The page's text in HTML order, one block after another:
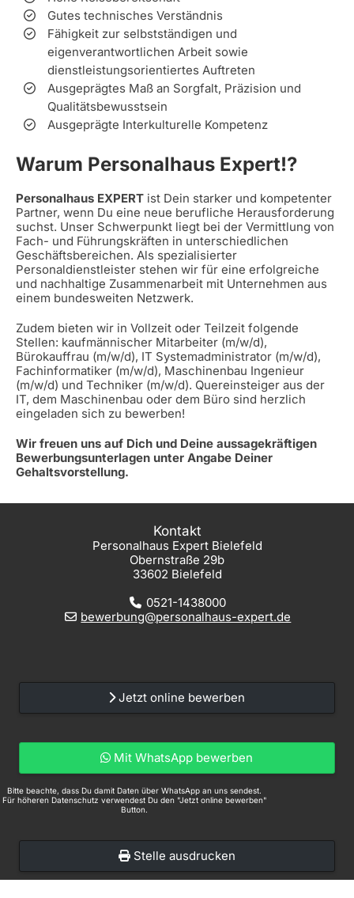
Gutes technisches Verständnis
Fähigkeit zur selbstständigen und
eigenverantwortlichen Arbeit sowie
dienstleistungsorientiertes Auftreten
Ausgeprägtes Maß an Sorgfalt, Präzision und
Qualitätsbewusstsein
Ausgeprägte Interkulturelle Kompetenz
Warum Personalhaus Expert!?
Personalhaus EXPERT ist Dein starker und kompetenter
Partner, wenn Du eine neue berufliche Herausforderung
suchst. Unser Schwerpunkt liegt bei der Vermittlung von
Fach- und Führungskräften in unterschiedlichen
Geschäftsbereichen. Als spezialisierter
Personaldienstleister stehen wir für eine erfolgreiche
und nachhaltige Zusammenarbeit mit Unternehmen aus
einem bundesweiten Netzwerk.
Zudem bieten wir in Vollzeit oder Teilzeit folgende
Stellen: kaufmännischer Mitarbeiter (m/w/d),
Bürokauffrau (m/w/d), IT Systemadministrator (m/w/d),
Fachinformatiker (m/w/d), Maschinenbau Ingenieur
(m/w/d) und Techniker (m/w/d). Quereinsteiger aus der
IT, dem Maschinenbau oder dem Büro sind herzlich
eingeladen sich zu bewerben!
Wir freuen uns auf Dich und Deine aussagekräftigen
Bewerbungsunterlagen unter Angabe Deiner
Gehaltsvorstellung.
Kontakt
Personalhaus Expert Bielefeld
Obernstraße 29b
33602 Bielefeld
0521-1438000
bewerbung@personalhaus-expert.de
Jetzt online bewerben
Mit WhatsApp bewerben
Bitte beachte, dass Du damit Daten über WhatsApp an uns sendest.
Für höheren Datenschutz verwendest Du den "Jetzt online bewerben"
Button.
Stelle ausdrucken